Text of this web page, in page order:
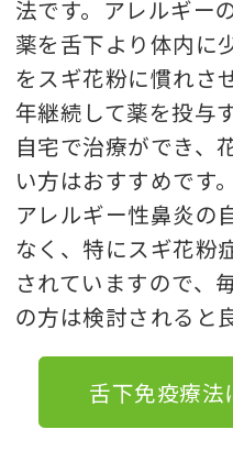
法です。アレルギー
薬を舌下より体内に
をスギ花粉に慣れさ
年継続して薬を投与
自宅で治療ができ、
い方はおすすめです。
アレルギー性鼻炎の
なく、特にスギ花粉
されていますので、
の方は検討されると
舌下免疫療法